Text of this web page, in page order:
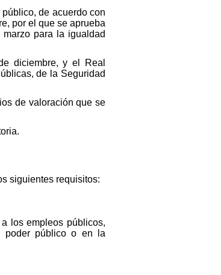
de acuerdo con
por el que se aprueba
para la igualdad
diciembre, y el Real
de la Seguridad
de valoración que se
siguientes requisitos:
los empleos públicos,
poder público o en la